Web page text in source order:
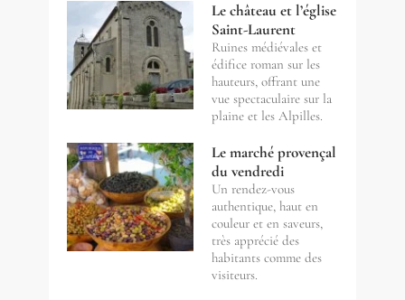
Le château et l’église
Saint-Laurent
Ruines médiévales et
édifice roman sur les
hauteurs, offrant une
vue spectaculaire sur la
plaine et les Alpilles.
Le marché provençal
du vendredi
Un rendez-vous
authentique, haut en
couleur et en saveurs,
très apprécié des
habitants comme des
visiteurs.